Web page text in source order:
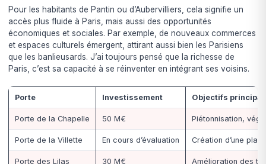
Pour les habitants de Pantin ou d’Aubervilliers, cela signifie un
accès plus fluide à Paris, mais aussi des opportunités
économiques et sociales. Par exemple, de nouveaux commerces
et espaces culturels émergent, attirant aussi bien les Parisiens
que les banlieusards. J’ai toujours pensé que la richesse de
Paris, c’est sa capacité à se réinventer en intégrant ses voisins.
Porte Investissement Objectifs
Porte de la Chapelle 50 M€ Piétonnisation,
Porte de la Villette En cours d’évaluation Création d’une
Porte des Lilas 30 M€ Amélioration des